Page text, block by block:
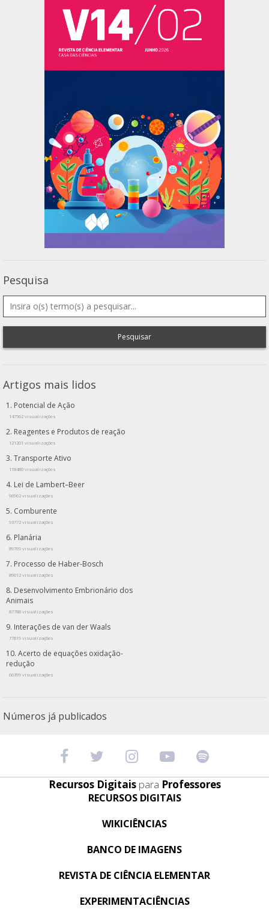
Pesquisa
Pesquisar
Artigos mais lidos
Potencial de Ação
147562 visualizações
Reagentes e Produtos de reação
121201 visualizações
Transporte Ativo
118480 visualizações
Lei de Lambert–Beer
96962 visualizações
Comburente
93772 visualizações
Planária
89769 visualizações
Processo de Haber-Bosch
89012 visualizações
Desenvolvimento Embrionário dos
Animais
87788 visualizações
Interações de van der Waals
77819 visualizações
Acerto de equações oxidação-
redução
66399 visualizações
Números já publicados
Recursos Digitais para Professores
RECURSOS DIGITAIS
WIKICIÊNCIAS
BANCO DE IMAGENS
REVISTA DE CIÊNCIA ELEMENTAR
EXPERIMENTACIÊNCIAS